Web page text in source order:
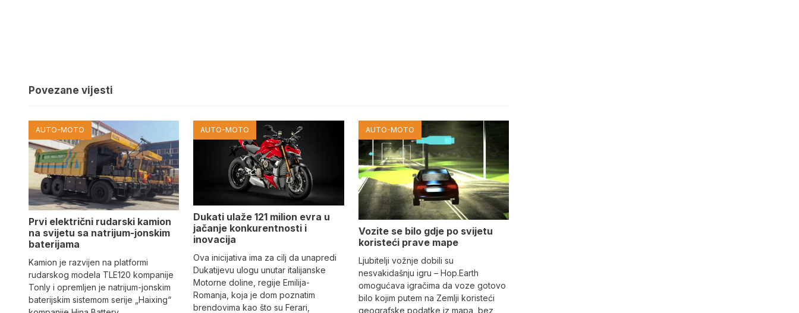
Povezane vijesti
AUTO-MOTO
Prvi električni rudarski kamion
na svijetu sa natrijum-jonskim
baterijama
Kamion je razvijen na platformi
rudarskog modela TLE120 kompanije
Tonly i opremljen je natrijum-jonskim
baterijskim sistemom serije „Haixing“
AUTO-MOTO
Dukati ulaže 121 milion evra u
jačanje konkurentnosti i
inovacija
Ova inicijativa ima za cilj da unapredi
Dukatijevu ulogu unutar italijanske
Motorne doline, regije Emilija-
Romanja, koja je dom poznatim
brendovima kao što su Ferari,
AUTO-MOTO
Vozite se bilo gdje po svijetu
koristeći prave mape
Ljubitelji vožnje dobili su
nesvakidašnju igru – Hop.Earth
omogućava igračima da voze gotovo
bilo kojim putem na Zemlji koristeći
geografske podatke iz mapa, bez